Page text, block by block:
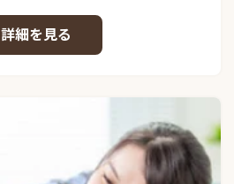
詳細を見る